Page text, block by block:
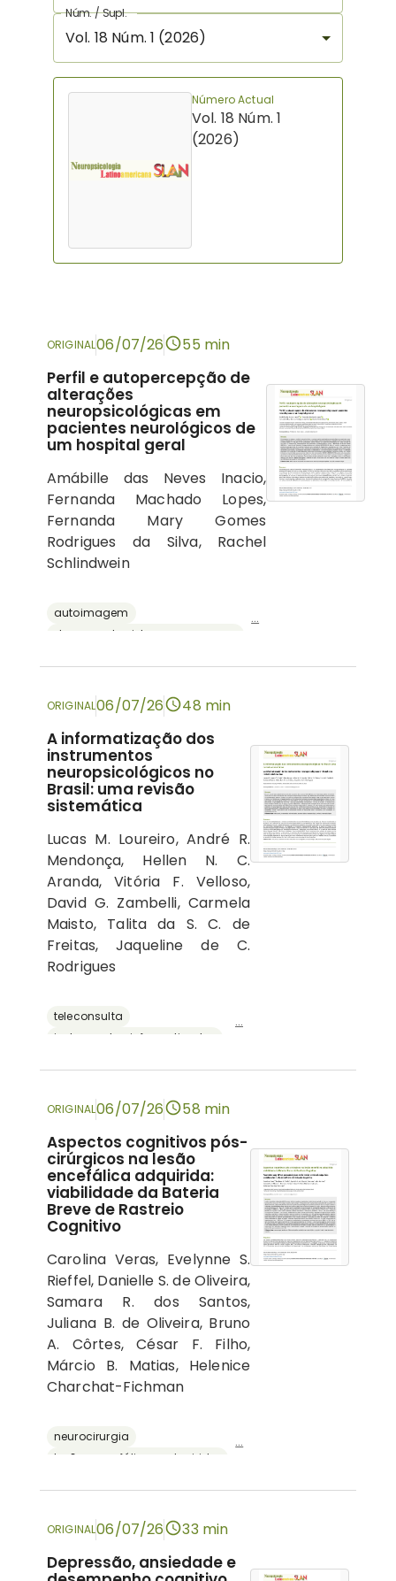
Núm. / Supl.
Vol. 18 Núm. 1 (2026)
Número Actual
Vol. 18 Núm. 1
(2026)
ORIGINAL06/07/26 55 min
Perfil e autopercepção de
alterações
neuropsicológicas em
pacientes neurológicos de
um hospital geral
Amábille das Neves Inacio,
Fernanda Machado Lopes,
Fernanda Mary Gomes
Rodrigues da Silva, Rachel
Schlindwein
autoimagem
...
ORIGINAL06/07/26 48 min
A informatização dos
instrumentos
neuropsicológicos no
Brasil: uma revisão
sistemática
Lucas M. Loureiro, André R.
Mendonça, Hellen N. C.
Aranda, Vitória F. Velloso,
David G. Zambelli, Carmela
Maisto, Talita da S. C. de
Freitas, Jaqueline de C.
Rodrigues
teleconsulta
instrumentos informatizados
avaliação neuropsicológica
...
ORIGINAL06/07/26 58 min
Aspectos cognitivos pós-
cirúrgicos na lesão
encefálica adquirida:
viabilidade da Bateria
Breve de Rastreio
Cognitivo
Carolina Veras, Evelynne S.
Rieffel, Danielle S. de Oliveira,
Samara R. dos Santos,
Juliana B. de Oliveira, Bruno
A. Côrtes, César F. Filho,
Márcio B. Matias, Helenice
Charchat-Fichman
neurocirurgia
bateria breve de rastreio cognitivo
...
ORIGINAL06/07/26 33 min
Depressão, ansiedade e